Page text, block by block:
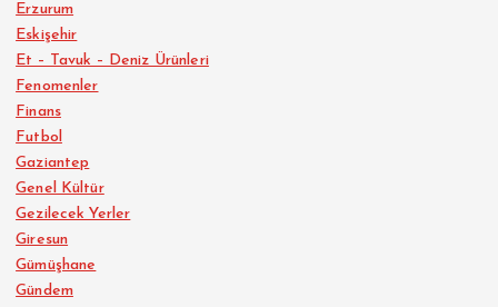
Erzurum
Eskişehir
Et – Tavuk – Deniz Ürünleri
Fenomenler
Finans
Futbol
Gaziantep
Genel Kültür
Gezilecek Yerler
Giresun
Gümüşhane
Gündem